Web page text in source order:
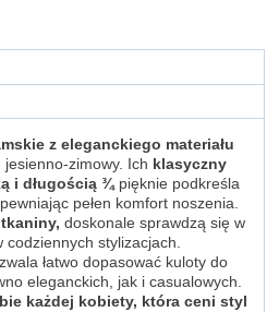
z eleganckiego materiału
zimowy. Ich klasyczny
i długością ¾pięknie podkreśla
pełen komfort noszenia.
doskonale sprawdzą się w
stylizacjach.
łatwo dopasować kuloty do
eleganckich, jak i casualowych.
każdej kobiety, która ceni styl